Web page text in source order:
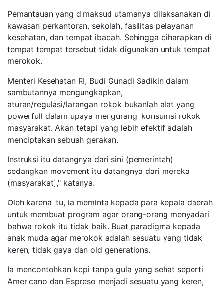
Pemantauan yang dimaksud utamanya dilaksanakan di
kawasan perkantoran, sekolah, fasilitas pelayanan
kesehatan, dan tempat ibadah. Sehingga diharapkan di
tempat tempat tersebut tidak digunakan untuk tempat
merokok.
Menteri Kesehatan RI, Budi Gunadi Sadikin dalam
sambutannya mengungkapkan,
aturan/regulasi/larangan rokok bukanlah alat yang
powerfull dalam upaya mengurangi konsumsi rokok
masyarakat. Akan tetapi yang lebih efektif adalah
menciptakan sebuah gerakan.
Instruksi itu datangnya dari sini (pemerintah)
sedangkan movement itu datangnya dari mereka
(masyarakat)," katanya.
Oleh karena itu, ia meminta kepada para kepala daerah
untuk membuat program agar orang-orang menyadari
bahwa rokok itu tidak baik. Buat paradigma kepada
anak muda agar merokok adalah sesuatu yang tidak
keren, tidak gaya dan old generations.
Ia mencontohkan kopi tanpa gula yang sehat seperti
Americano dan Espreso menjadi sesuatu yang keren,